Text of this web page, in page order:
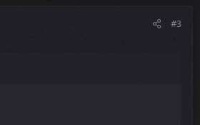
#3